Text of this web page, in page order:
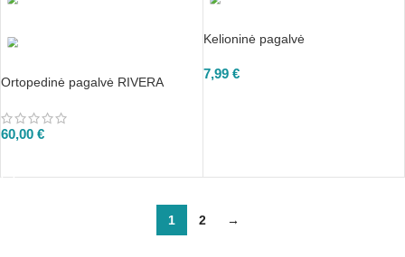
Ortopedinė pagalvė RIVERA
60,00 €
Kelioninė pagalvė
7,99 €
1 2 →